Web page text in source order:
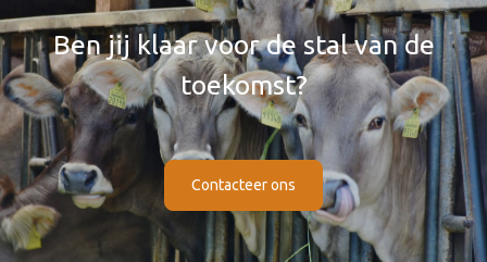
Ben jij klaar voor de stal van de
toekomst?
Contacteer ons